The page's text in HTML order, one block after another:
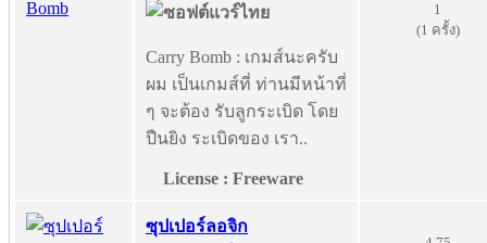
Carry Bomb : เกมส์นะครับ
ผม เป็นเกมส์ที่ ท่านมีหน้าที่
ๆ จะต้อง รับลูกระเบิด โดย
ปืนยิง ระเบิดของ เรา..
License : Freeware
1
(1 ครั้ง)
ซุปเปอร์ลอจิก